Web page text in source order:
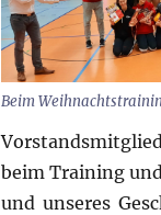
Beim
beim Training
und unseres